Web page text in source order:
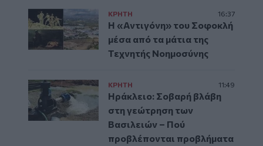
ΚΡΗΤΗ 16:37
Η «Αντιγόνη» του Σοφοκλή
μέσα από τα μάτια της
Τεχνητής Νοημοσύνης
ΚΡΗΤΗ 11:49
Ηράκλειο: Σοβαρή βλάβη
στη γεώτρηση των
Βασιλειών – Πού
προβλέπονται προβλήματα